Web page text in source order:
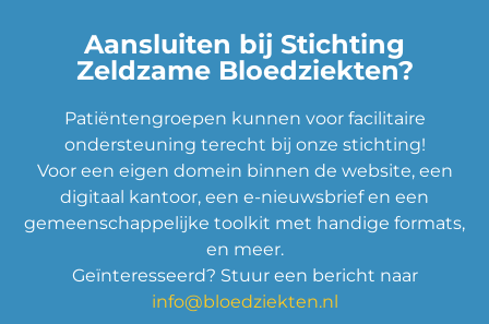
Aansluiten bij Stichting
Zeldzame Bloedziekten?
Patiëntengroepen kunnen voor facilitaire
ondersteuning terecht bij onze stichting!
Voor een eigen domein binnen de website, een
digitaal kantoor, een e-nieuwsbrief en een
gemeenschappelijke toolkit met handige formats,
en meer.
Geïnteresseerd? Stuur een bericht naar
info@bloedziekten.nl